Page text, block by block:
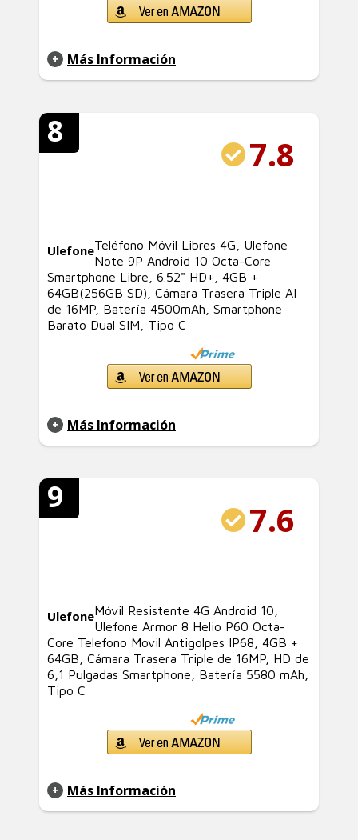
Más Información
8
7.8
UlefoneTeléfono Móvil Libres 4G, Ulefone
Note 9P Android 10 Octa-Core
Smartphone Libre, 6.52" HD+, 4GB +
64GB(256GB SD), Cámara Trasera Triple AI
de 16MP, Batería 4500mAh, Smartphone
Barato Dual SIM, Tipo C
Más Información
9
7.6
UlefoneMóvil Resistente 4G Android 10,
Ulefone Armor 8 Helio P60 Octa-
Core Telefono Movil Antigolpes IP68, 4GB +
64GB, Cámara Trasera Triple de 16MP, HD de
6,1 Pulgadas Smartphone, Batería 5580 mAh,
Tipo C
Más Información